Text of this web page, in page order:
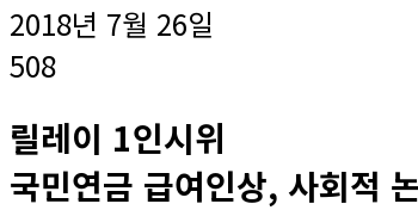
2018년 7월 26일
508
릴레이 1인시위
국민연금 급여인상, 사회적